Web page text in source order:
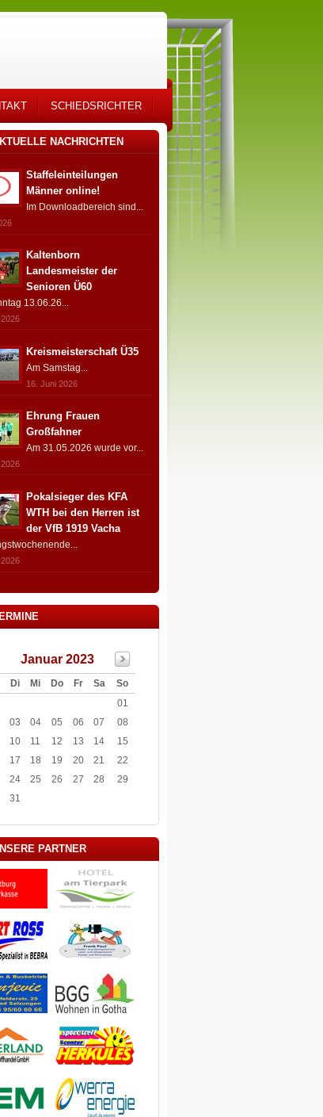
SCHIEDSRICHTER
NACHRICHTEN
Staffeleinteilungen
Männer online!
Im Downloadbereich sind...
Kaltenborn
Landesmeister der
Senioren Ü60
13.06.26...
Kreismeisterschaft Ü35
Am Samstag...
16. Juni 2026
Ehrung Frauen
Großfahner
Am 31.05.2026 wurde vor...
Pokalsieger des KFA
WTH bei den Herren ist
der VfB 1919 Vacha
Januar 2023
Di Mi Do Fr Sa
So
01
03 04 05 06 07
08
10 11 12 13 14
15
17 18 19 20 21
22
24 25 26 27 28
29
31
PARTNER